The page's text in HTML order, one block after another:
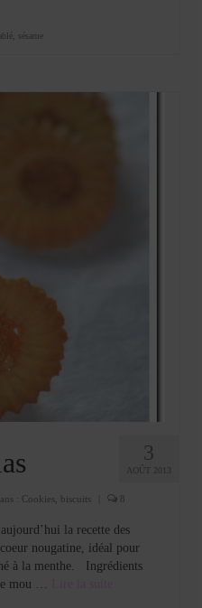
sésame
3
AOÛT 2013
: Cookies, biscuits 8
la recette des
nougatine, idéal pour
à la menthe. Ingrédients
mou …